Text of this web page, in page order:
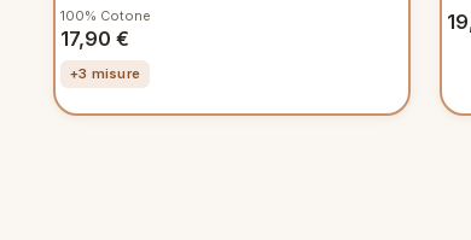
100% Cotone
17,90 €
+3 misure